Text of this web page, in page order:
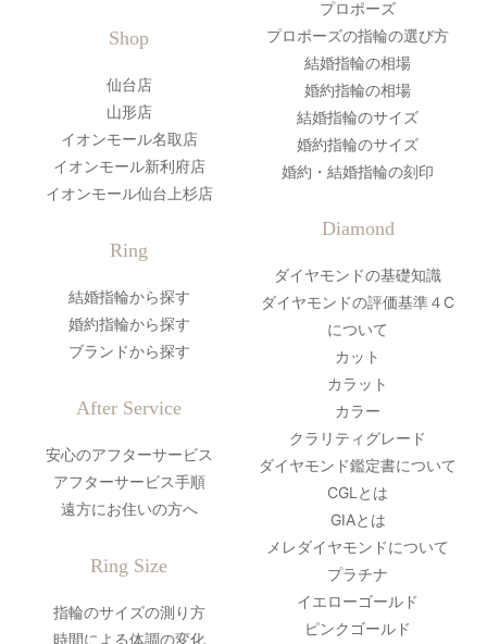
Shop
仙台店
山形店
イオンモール名取店
イオンモール新利府店
イオンモール仙台上杉店
Ring
結婚指輪から探す
婚約指輪から探す
ブランドから探す
After Service
安心のアフターサービス
アフターサービス手順
遠方にお住いの方へ
Ring Size
指輪のサイズの測り方
時間による体調の変化
プロポーズ
プロポーズの指輪の選び方
結婚指輪の相場
婚約指輪の相場
結婚指輪のサイズ
婚約指輪のサイズ
婚約・結婚指輪の刻印
Diamond
ダイヤモンドの基礎知識
ダイヤモンドの評価基準４C
について
カット
カラット
カラー
クラリティグレード
ダイヤモンド鑑定書について
CGLとは
GIAとは
メレダイヤモンドについて
プラチナ
イエローゴールド
ピンクゴールド